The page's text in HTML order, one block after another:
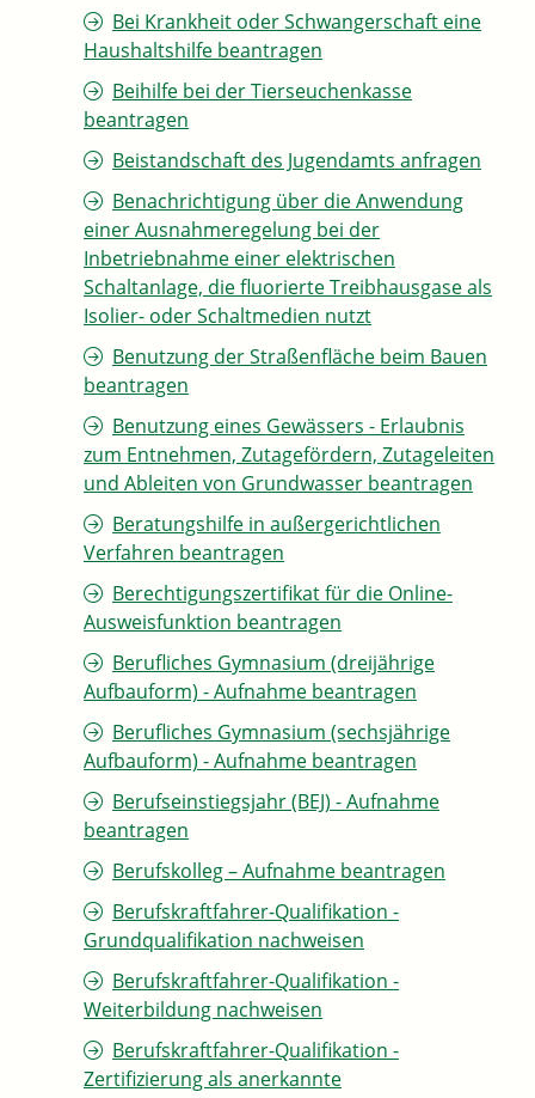
Bei Krankheit oder Schwangerschaft eine
Haushaltshilfe beantragen
Beihilfe bei der Tierseuchenkasse
beantragen
Beistandschaft des Jugendamts anfragen
Benachrichtigung über die Anwendung
einer Ausnahmeregelung bei der
Inbetriebnahme einer elektrischen
Schaltanlage, die fluorierte Treibhausgase als
Isolier- oder Schaltmedien nutzt
Benutzung der Straßenfläche beim Bauen
beantragen
Benutzung eines Gewässers - Erlaubnis
zum Entnehmen, Zutagefördern, Zutageleiten
und Ableiten von Grundwasser beantragen
Beratungshilfe in außergerichtlichen
Verfahren beantragen
Berechtigungszertifikat für die Online-
Ausweisfunktion beantragen
Berufliches Gymnasium (dreijährige
Aufbauform) - Aufnahme beantragen
Berufliches Gymnasium (sechsjährige
Aufbauform) - Aufnahme beantragen
Berufseinstiegsjahr (BEJ) - Aufnahme
beantragen
Berufskolleg – Aufnahme beantragen
Berufskraftfahrer-Qualifikation -
Grundqualifikation nachweisen
Berufskraftfahrer-Qualifikation -
Weiterbildung nachweisen
Berufskraftfahrer-Qualifikation -
Zertifizierung als anerkannte